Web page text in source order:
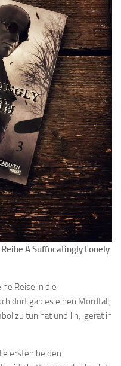
A Suffocatingly Lonely
Reise in die
dort gab es einen Mordfall,
zu tun hat und Jin, gerät in
ersten beiden